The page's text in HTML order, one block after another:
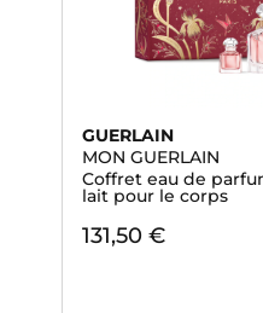
GUERLAIN
MON GUERLAIN
Coffret eau de
lait pour le corps
131,50 €